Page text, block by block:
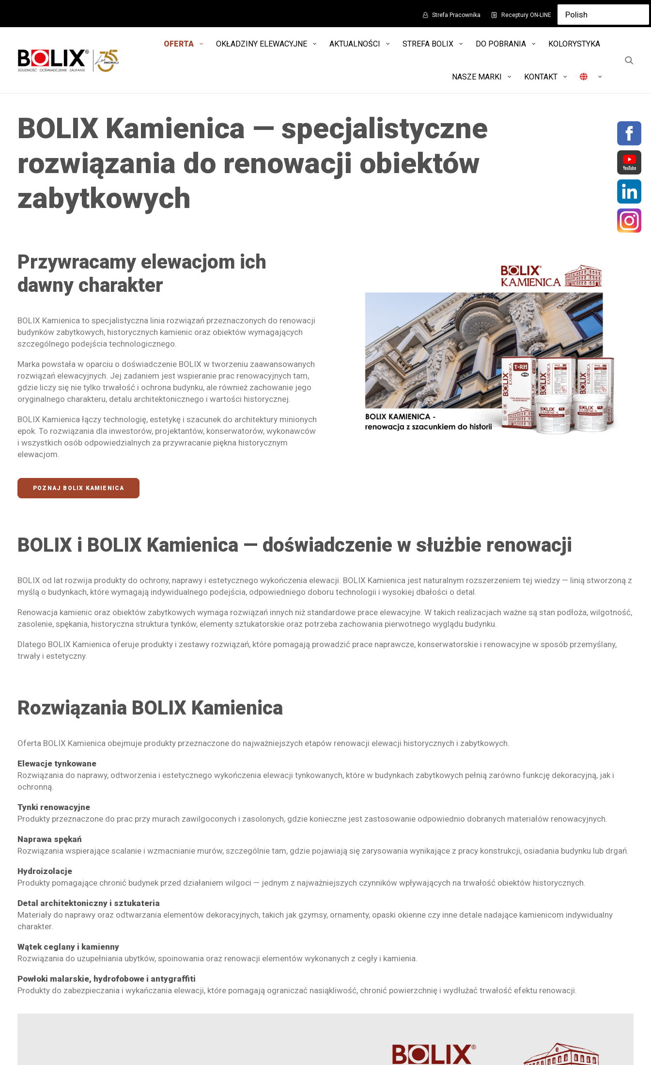
Strefa Pracownika Receptury ON-LINE
OFERTA OKŁADZINY ELEWACYJNE AKTUALNOŚCI STREFA BOLIX DO POBRANIA KOLORYSTYKA
NASZE MARKI KONTAKT
BOLIX Kamienica — specjalistyczne
rozwiązania do renowacji obiektów
zabytkowych
Przywracamy elewacjom ich
dawny charakter
BOLIX Kamienica to specjalistyczna linia rozwiązań przeznaczonych do renowacji
budynków zabytkowych, historycznych kamienic oraz obiektów wymagających
szczególnego podejścia technologicznego.
Marka powstała w oparciu o doświadczenie BOLIX w tworzeniu zaawansowanych
rozwiązań elewacyjnych. Jej zadaniem jest wspieranie prac renowacyjnych tam,
gdzie liczy się nie tylko trwałość i ochrona budynku, ale również zachowanie jego
oryginalnego charakteru, detalu architektonicznego i wartości historycznej.
BOLIX Kamienica łączy technologię, estetykę i szacunek do architektury minionych
epok. To rozwiązania dla inwestorów, projektantów, konserwatorów, wykonawców
i wszystkich osób odpowiedzialnych za przywracanie piękna historycznym
elewacjom.
POZNAJ BOLIX KAMIENICA
BOLIX i BOLIX Kamienica — doświadczenie w służbie renowacji
BOLIX od lat rozwija produkty do ochrony, naprawy i estetycznego wykończenia elewacji. BOLIX Kamienica jest naturalnym rozszerzeniem tej wiedzy — linią stworzoną z
myślą o budynkach, które wymagają indywidualnego podejścia, odpowiedniego doboru technologii i wysokiej dbałości o detal.
Renowacja kamienic oraz obiektów zabytkowych wymaga rozwiązań innych niż standardowe prace elewacyjne. W takich realizacjach ważne są stan podłoża, wilgotność,
zasolenie, spękania, historyczna struktura tynków, elementy sztukatorskie oraz potrzeba zachowania pierwotnego wyglądu budynku.
Dlatego BOLIX Kamienica oferuje produkty i zestawy rozwiązań, które pomagają prowadzić prace naprawcze, konserwatorskie i renowacyjne w sposób przemyślany,
trwały i estetyczny.
Rozwiązania BOLIX Kamienica
Oferta BOLIX Kamienica obejmuje produkty przeznaczone do najważniejszych etapów renowacji elewacji historycznych i zabytkowych.
Elewacje tynkowane
Rozwiązania do naprawy, odtworzenia i estetycznego wykończenia elewacji tynkowanych, które w budynkach zabytkowych pełnią zarówno funkcję dekoracyjną, jak i
ochronną.
Tynki renowacyjne
Produkty przeznaczone do prac przy murach zawilgoconych i zasolonych, gdzie konieczne jest zastosowanie odpowiednio dobranych materiałów renowacyjnych.
Naprawa spękań
Rozwiązania wspierające scalanie i wzmacnianie murów, szczególnie tam, gdzie pojawiają się zarysowania wynikające z pracy konstrukcji, osiadania budynku lub drgań.
Hydroizolacje
Produkty pomagające chronić budynek przed działaniem wilgoci — jednym z najważniejszych czynników wpływających na trwałość obiektów historycznych.
Detal architektoniczny i sztukateria
Materiały do naprawy oraz odtwarzania elementów dekoracyjnych, takich jak gzymsy, ornamenty, opaski okienne czy inne detale nadające kamienicom indywidualny
charakter.
Wątek ceglany i kamienny
Rozwiązania do uzupełniania ubytków, spoinowania oraz renowacji elementów wykonanych z cegły i kamienia.
Powłoki malarskie, hydrofobowe i antygraffiti
Produkty do zabezpieczania i wykańczania elewacji, które pomagają ograniczać nasiąkliwość, chronić powierzchnię i wydłużać trwałość efektu renowacji.